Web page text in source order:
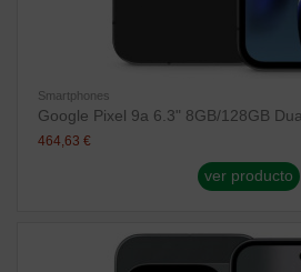
Smartphones
Google Pixel 9a 6.3" 8GB/128GB
464,63 €
ver producto